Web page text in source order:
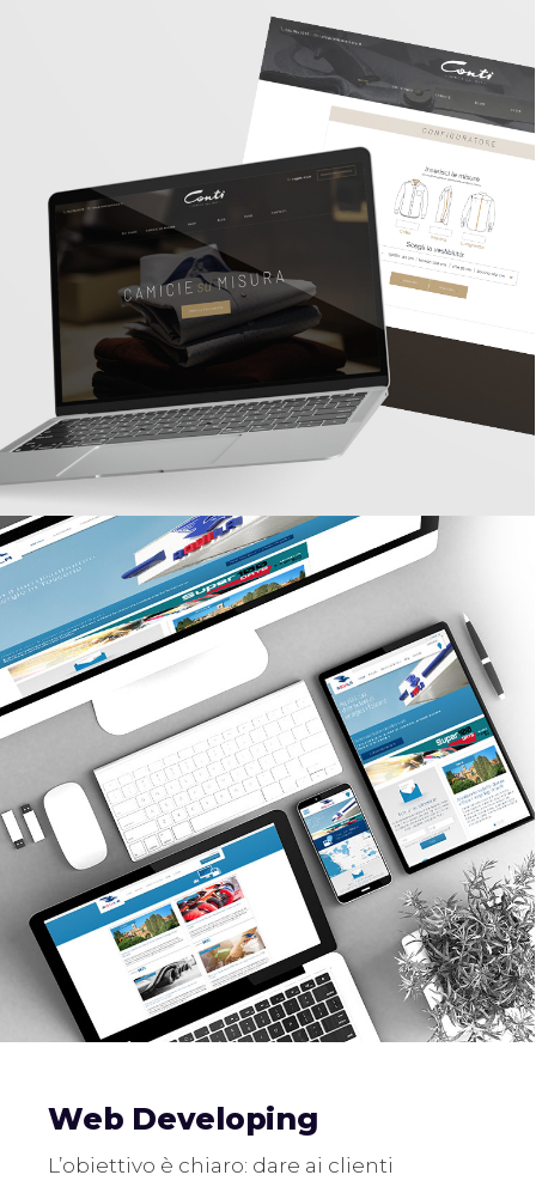
Web Developing
L’obiettivo è chiaro: dare ai clienti